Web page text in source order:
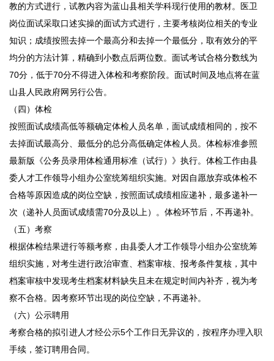
教的方式进行，试教内容为蓝山县相关学科现行使用的教材。医卫
岗位面试采取口述实操的面试方式进行，主要考核岗位相关的专业
知识；成绩按照去掉一个最高分和去掉一个最低分，取有效分的平
均分的方法计算，精确到小数点后两位数。面试考试合格分数线为
70分，低于70分不得进入体检和考察阶段。面试时间及地点将在蓝
山县人民政府网另行公告。
（四）体检
按照面试成绩高低等额确定体检人员名单，面试成绩相同的，按不
去掉面试最高分、最低分的总分高低确定体检人员。体检标准参照
最新版《公务员录用体检通用标准（试行）》执行。体检工作由县
委人才工作领导小组办公室统筹组织实施。对因自愿放弃或体检不
合格等原因造成的岗位空缺，按照面试成绩相应递补，最多递补一
次（递补人员面试成绩需70分及以上）。体检环节后，不再递补。
（五）考察
根据体检结果进行等额考察，由县委人才工作领导小组办公室统筹
组织实施，对考生进行政治审查、档案审核、报考条件复核，其中
档案审核中发现考生档案材料缺失且未在规定时间内补齐，视为考
察不合格。因考察环节出现的岗位空缺，不再递补。
（六）公示聘用
考察合格的拟引进人才经公示5个工作日无异议的，按程序办理入职
手续，签订聘用合同。